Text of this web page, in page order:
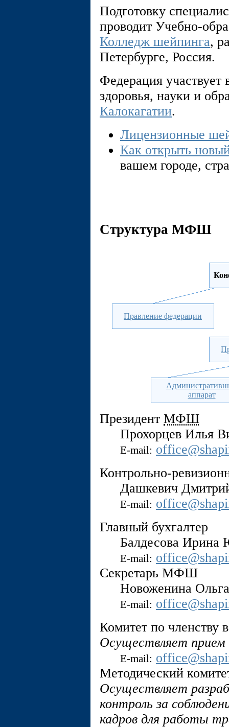
Подготовку
проводит Учебно-
Колледж шейпинга,
Петербурге, Россия.
Федерация участвует
здоровья, науки и
Калокагатии.
Лицензионные
Как открыть
вашем городе,
Структура МФШ
Правление федерации
аппарат
Президент МФШ
Прохорцев Илья
E-mail:
Контрольно-
Дашкевич
E-mail:
Главный бухгалтер
Балдесова Ирина
E-mail:
Секретарь МФШ
Новоженина
E-mail:
Комитет по членству
Осуществляет
E-mail:
Методический
Осуществляет
контроль за
кадров для работы